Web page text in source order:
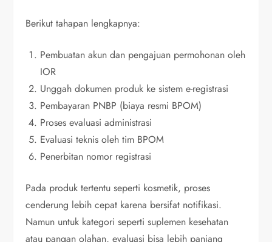
Berikut tahapan lengkapnya:
Pembuatan akun dan pengajuan permohonan oleh
IOR
Unggah dokumen produk ke sistem e-registrasi
Pembayaran PNBP (biaya resmi BPOM)
Proses evaluasi administrasi
Evaluasi teknis oleh tim BPOM
Penerbitan nomor registrasi
Pada produk tertentu seperti kosmetik, proses
cenderung lebih cepat karena bersifat notifikasi.
Namun untuk kategori seperti suplemen kesehatan
atau pangan olahan, evaluasi bisa lebih panjang